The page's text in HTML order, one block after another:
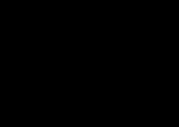
Když se Jones rozhodne se